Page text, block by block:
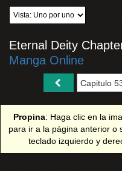
Eternal Deity
Manga Online
Propina: Haga clic en la
para ir a la página anterior o
teclado izquierdo y